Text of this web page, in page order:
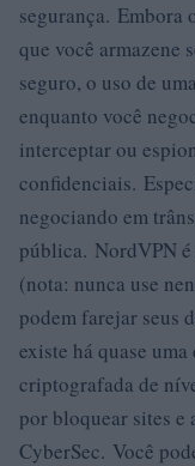
segurança. Embora
que você armazene
seguro, o uso de
enquanto você
interceptar ou
confidenciais.
negociando em
pública. NordVPN é
(nota: nunca use
podem farejar seus
existe há quase
criptografada de
por bloquear sites e
CyberSec. Você